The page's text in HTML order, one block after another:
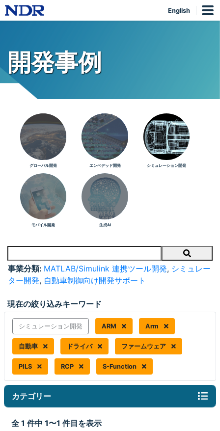
English
開発事例
グローバル開発 エンベデッド開発 シミュレーション開発
モバイル開発 生成AI
Search
事業分類: MATLAB/Simulink 連携ツール開発, シミュレー
ター開発, 自動車制御向け開発サポート
現在の絞り込みキーワード
シミュレーション開発 ARM Arm
自動車 ドライバ ファームウェア
PILS RCP S-Function
カテゴリー
全 1 件中 1〜1 件目を表示